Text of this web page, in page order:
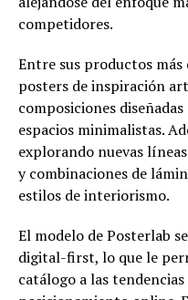
competidores.
Entre sus productos más
posters de inspiración
composiciones
espacios minimalistas.
explorando nuevas
y combinaciones de
estilos de interiorismo.
El modelo de Posterlab
digital-first, lo que le
catálogo a las